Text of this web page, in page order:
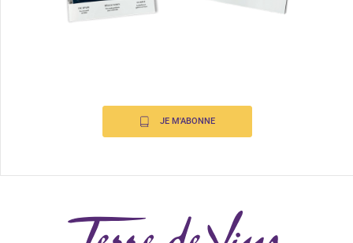
JE M'ABONNE